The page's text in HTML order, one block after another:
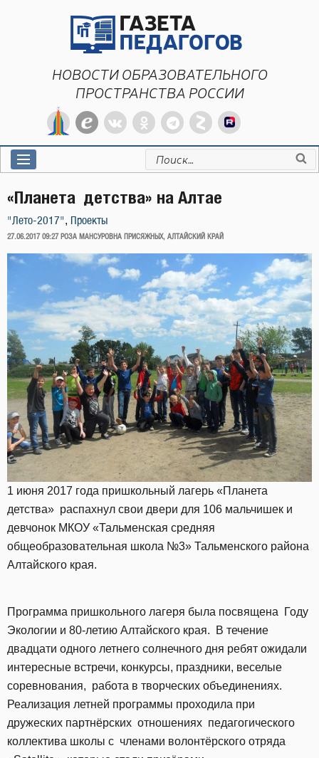
НОВОСТИ ОБРАЗОВАТЕЛЬНОГО
ПРОСТРАНСТВА РОССИИ
Искать:
«Планета детства» на Алтае
"Лето-2017" , Проекты
ОПУБЛИКОВАНО
27.06.2017 09:27 РОЗА МАНСУРОВНА ПРИСЯЖНЫХ, АЛТАЙСКИЙ КРАЙ
1 июня 2017 года пришкольный лагерь «Планета
детства» распахнул свои двери для 106 мальчишек и
девчонок МКОУ «Тальменская средняя
общеобразовательная школа №3» Тальменского района
Алтайского края.
Программа пришкольного лагеря была посвящена Году
Экологии и 80-летию Алтайского края. В течение
двадцати одного летнего солнечного дня ребят ожидали
интересные встречи, конкурсы, праздники, веселые
соревнования, работа в творческих объединениях.
Реализация летней программы проходила при
дружеских партнёрских отношениях педагогического
коллектива школы с членами волонтёрского отряда